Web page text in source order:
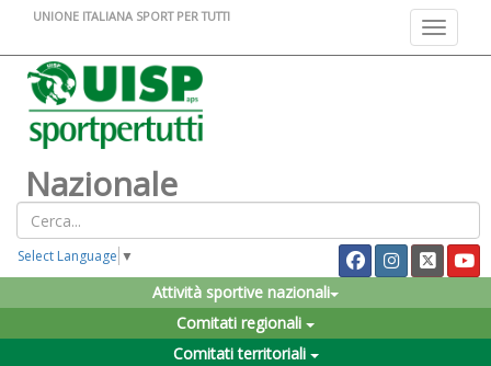
Toggle
UNIONE ITALIANA SPORT PER TUTTI
Nazionale
Select Language ▼
Attività sportive nazionali
Comitati regionali
Comitati territoriali